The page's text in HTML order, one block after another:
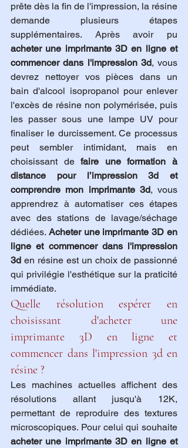
prête dès la fin de l'impression, la résine
demande plusieurs étapes
acheter une imprimante 3D en ligne et
commencer dans l'impression 3d, vous
devrez nettoyer vos pièces dans un
bain d'alcool isopropanol pour enlever
l'excès de résine non polymérisée, puis
les passer sous une lampe UV pour
finaliser le durcissement. Ce processus
peut sembler intimidant, mais en
choisissant de faire une formation à
distance pour l’impression 3d et
comprendre mon imprimante 3d, vous
apprendrez à automatiser ces étapes
avec des stations de lavage/séchage
dédiées. Acheter une imprimante 3D en
ligne et commencer dans l'impression
3d en résine est un choix de passionné
qui privilégie l'esthétique sur la praticité
immédiate.
Quelle résolution espérer en
choisissant d'acheter une
imprimante 3D en ligne et
commencer dans l'impression 3d en
résine ?
Les machines actuelles affichent des
résolutions allant jusqu'à 12K,
permettant de reproduire des textures
acheter une imprimante 3D en ligne et